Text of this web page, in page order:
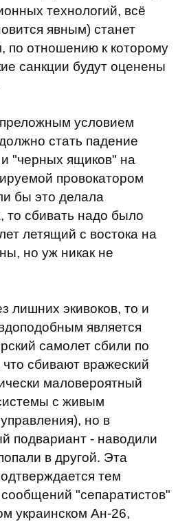
технологий, всё
явным) станет
по отношению к которому
санкции будут оценены
условием
стать падение
"черных ящиков" на
провокатором
бы это делала
то сбивать надо было
летящий с востока на
но уж никак не
лишних экивоков, то и
является
самолет сбили по
сбивают вражеский
маловероятный
с живым
но в
подвариант - наводили
в другой. Эта
тем
"сепаратистов"
украинском Ан-26,